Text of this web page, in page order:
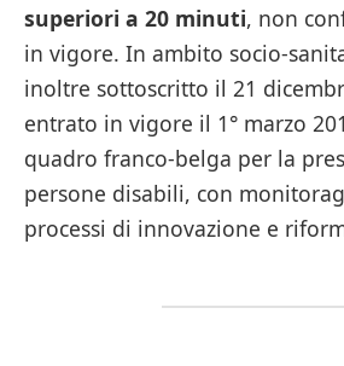
superiori a 20 minuti, non
in vigore. In ambito socio-
inoltre sottoscritto il 21
entrato in vigore il 1° marzo
quadro franco-belga per la
persone disabili, con
processi di innovazione e